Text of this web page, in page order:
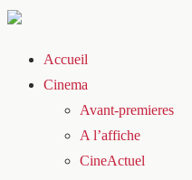
Accueil
Cinema
Avant-premieres
A l’affiche
CineActuel